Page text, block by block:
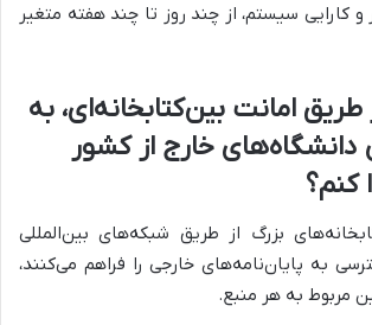
و کارایی سیستم، از چند روز تا چند هفته متغیر
طریق امانت بین‌کتابخانه‌ای، به
دانشگاه‌های خارج از کشور
کنم؟
بزرگ از طریق شبکه‌های بین‌المللی
به پایان‌نامه‌های خارجی را فراهم می‌کنند،
مربوط به هر منبع.